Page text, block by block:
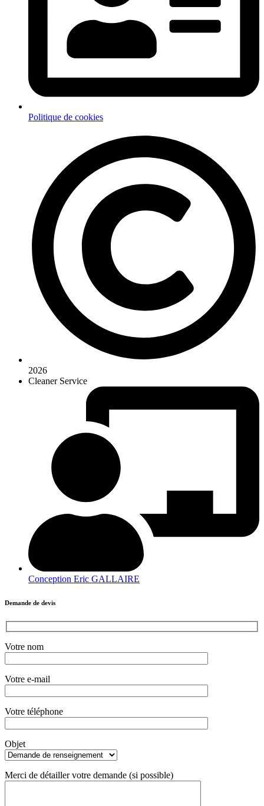
Politique de cookies
2026
Cleaner Service
Conception Eric GALLAIRE
Demande de devis
Votre nom
Votre e-mail
Votre téléphone
Objet
Merci de détailler votre demande (si possible)